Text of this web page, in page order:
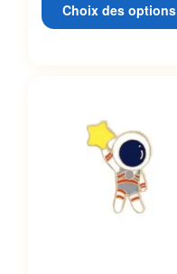
Choix des options